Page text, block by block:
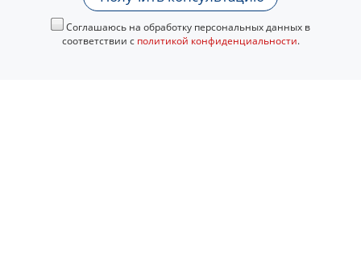
Соглашаюсь на обработку персональных данных в
соответствии с политикой конфиденциальности.